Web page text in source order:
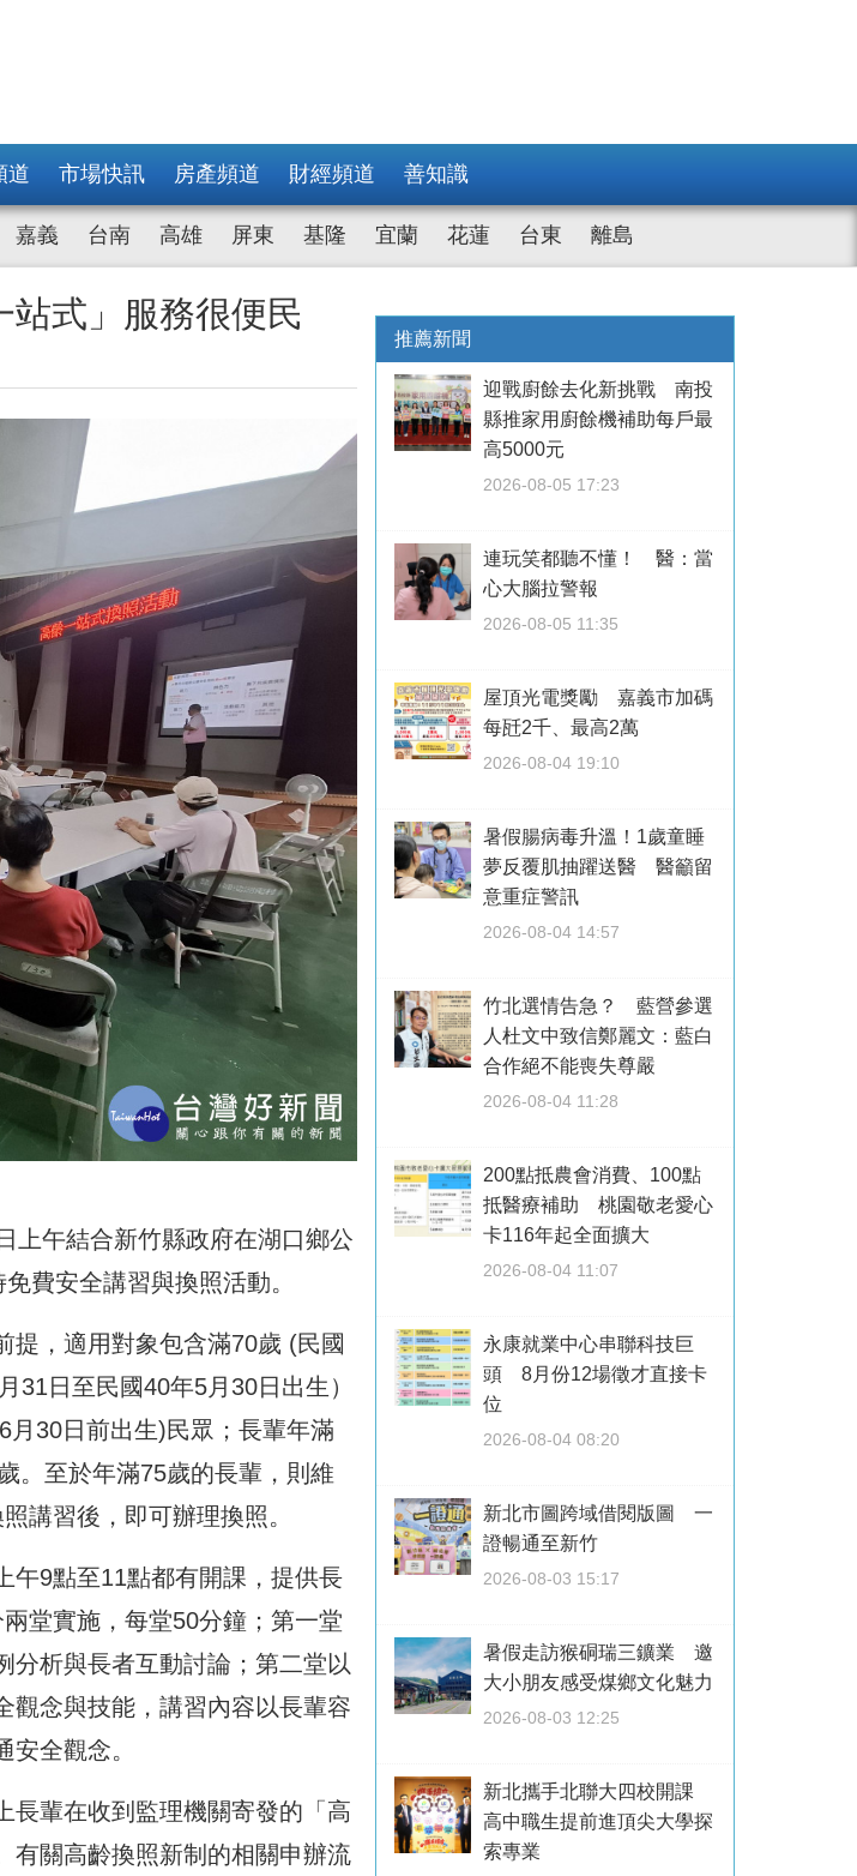
道 市場快訊 房產頻道 財經頻道 善知識
嘉義 台南 高雄 屏東 基隆 宜蘭 花蓮 台東 離島
式」服務很便民
上午結合新竹縣政府在湖口鄉公
費安全講習與換照活動。
提，適用對象包含滿70歲 (民國
31日至民國40年5月30日出生）
月30日前出生)民眾；長輩年滿
。至於年滿75歲的長輩，則維
講習後，即可辦理換照。
午9點至11點都有開課，提供長
堂實施，每堂50分鐘；第一堂
分析與長者互動討論；第二堂以
觀念與技能，講習內容以長輩容
全觀念。
長輩在收到監理機關寄發的「高
有關高齡換照新制的相關申辦流
推薦新聞
迎戰廚餘去化新挑戰 南投
縣推家用廚餘機補助每戶最
高5000元
2026-08-05 17:23
連玩笑都聽不懂！ 醫：當
心大腦拉警報
2026-08-05 11:35
屋頂光電獎勵 嘉義市加碼
每瓩2千、最高2萬
2026-08-04 19:10
暑假腸病毒升溫！1歲童睡
夢反覆肌抽躍送醫 醫籲留
意重症警訊
2026-08-04 14:57
竹北選情告急？ 藍營參選
人杜文中致信鄭麗文：藍白
合作絕不能喪失尊嚴
2026-08-04 11:28
200點抵農會消費、100點
抵醫療補助 桃園敬老愛心
卡116年起全面擴大
2026-08-04 11:07
永康就業中心串聯科技巨
頭 8月份12場徵才直接卡
位
2026-08-04 08:20
新北市圖跨域借閱版圖 一
證暢通至新竹
2026-08-03 15:17
暑假走訪猴硐瑞三鑛業 邀
大小朋友感受煤鄉文化魅力
2026-08-03 12:25
新北攜手北聯大四校開課
高中職生提前進頂尖大學探
索專業